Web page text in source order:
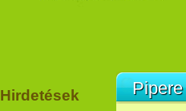
Hirdetések